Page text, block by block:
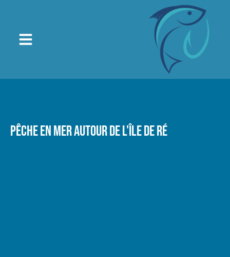
Pêche en mer autour de l'île de Ré